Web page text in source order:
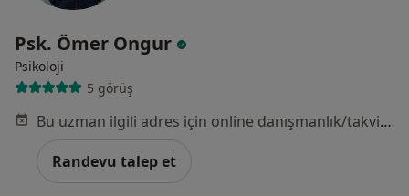
Psk. Ömer Ongur
Psikoloji
5 görüş
Bu uzman ilgili adres için online danışmanlık/takvim sunmuyor.
Randevu talep et